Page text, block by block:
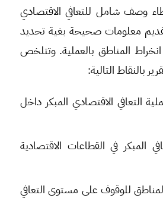
وصف شامل للتعافي الاقتصادي
معلومات صحيحة بغية تحديد
المناطق بالعملية. وتتلخص
بالنقاط التالية:
التعافي الاقتصادي المبكر داخل
المبكر في القطاعات الاقتصادية
للوقوف على مستوى التعافي